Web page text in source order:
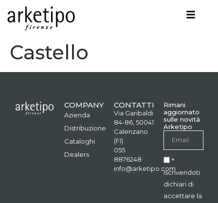
Castello
COMPANY
Azienda
Distribuzione
Cataloghi
Dealers
CONTATTI
Via Garibaldi
84-86, 50041
Calenzano
(FI)
055
8876248
info@arketipo.com
Rimani
aggiornato
sulle novità
Arketipo
*
Iscrivendoti
dichiari di
accettare la